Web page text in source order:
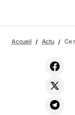
Top : La
cookies à Nantes
Accueil Actu Ce